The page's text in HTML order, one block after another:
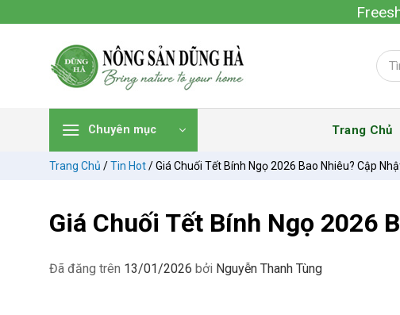
đến
Chuyên mục Trang Chủ
Trang Chủ /Tin Hot/Giá Chuối Tết Bính Ngọ 2026 Bao Nhiêu? Cập
Giá Chuối Tết Bính Ngọ 2026
Đã đăng trên 13/01/2026 bởi Nguyễn Thanh Tùng